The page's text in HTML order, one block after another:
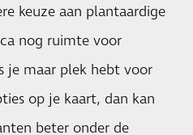
keuze aan plantaardige
nog ruimte voor
je maar plek hebt voor
op je kaart, dan kan
beter onder de